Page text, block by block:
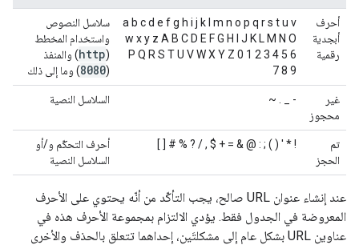
أحرف
أبجدية
رقمية
a b c d e f g h i j k l m n o p q r s t u v
w x y z A B C D E F G H I J K L M N O
P Q R S T U V W X Y Z 0 1 2 3 4 5 6
7 8 9
سلاسل النصوص
واستخدام المخطط
(
http) والمنفذ
(
8080) وما إلى ذلك
غير
محجوز
- _ . ~ السلاسل النصية
تم
الحجز
! * ' ( ) ; : @ & = + $ , / ? % # [ ]
أحرف التحكّم و/أو
السلاسل النصية
عند إنشاء عنوان URL صالح، يجب التأكّد من أنّه يحتوي على الأحرف
المعروضة في الجدول فقط. يؤدي الالتزام بمجموعة الأحرف هذه في
عناوين URL بشكل عام إلى مشكلتَين، إحداهما تتعلق بالحذف والأخرى